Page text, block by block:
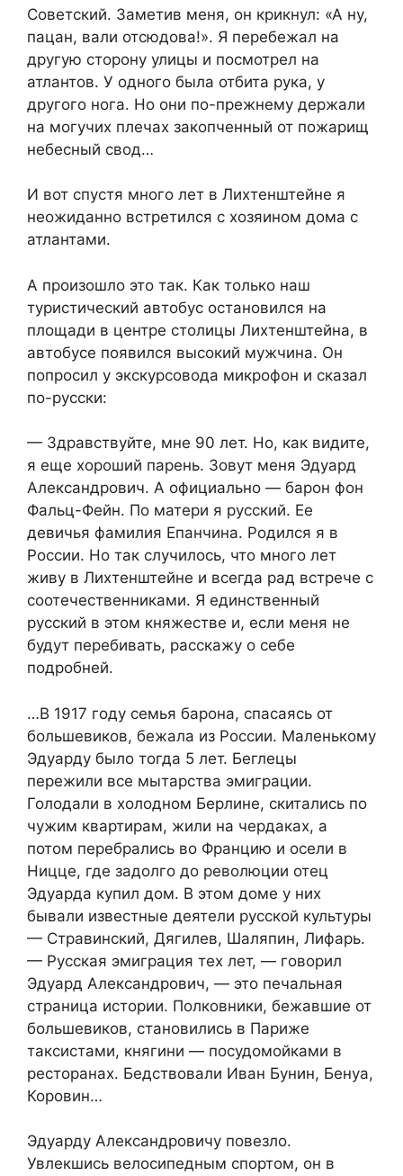
Советский. Заметив меня, он крикнул: «А ну,
пацан, вали отсюдова!». Я перебежал на
другую сторону улицы и посмотрел на
атлантов. У одного была отбита рука, у
другого нога. Но они по-прежнему держали
на могучих плечах закопченный от пожарищ
небесный свод…
И вот спустя много лет в Лихтенштейне я
неожиданно встретился с хозяином дома с
атлантами.
А произошло это так. Как только наш
туристический автобус остановился на
площади в центре столицы Лихтенштейна, в
автобусе появился высокий мужчина. Он
попросил у экскурсовода микрофон и сказал
по-русски:
— Здравствуйте, мне 90 лет. Но, как видите,
я еще хороший парень. Зовут меня Эдуард
Александрович. А официально — барон фон
Фальц-Фейн. По матери я русский. Ее
девичья фамилия Епанчина. Родился я в
России. Но так случилось, что много лет
живу в Лихтенштейне и всегда рад встрече с
соотечественниками. Я единственный
русский в этом княжестве и, если меня не
будут перебивать, расскажу о себе
подробней.
…В 1917 году семья барона, спасаясь от
большевиков, бежала из России. Маленькому
Эдуарду было тогда 5 лет. Беглецы
пережили все мытарства эмиграции.
Голодали в холодном Берлине, скитались по
чужим квартирам, жили на чердаках, а
потом перебрались во Францию и осели в
Ницце, где задолго до революции отец
Эдуарда купил дом. В этом доме у них
бывали известные деятели русской культуры
— Стравинский, Дягилев, Шаляпин, Лифарь.
— Русская эмиграция тех лет, — говорил
Эдуард Александрович, — это печальная
страница истории. Полковники, бежавшие от
большевиков, становились в Париже
таксистами, княгини — посудомойками в
ресторанах. Бедствовали Иван Бунин, Бенуа,
Коровин…
Эдуарду Александровичу повезло.
Увлекшись велосипедным спортом, он в